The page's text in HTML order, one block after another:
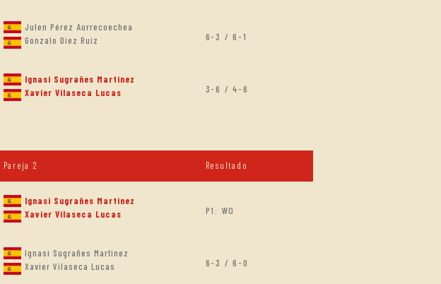
Julen Pérez Aurrecoechea
Gonzalo Diez Ruiz
6-3 / 6-1
Ignasi Sugrañes Martinez
Xavier Vilaseca Lucas
3-6 / 4-6
Pareja 2 Resultado
Ignasi Sugrañes Martinez
Xavier Vilaseca Lucas
P1: WO
Ignasi Sugrañes Martinez
Xavier Vilaseca Lucas
6-3 / 6-0